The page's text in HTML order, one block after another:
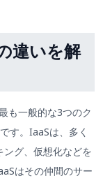
違いを解
も一般的な3つのク
す。IaaSは、多く
グ、仮想化などを
はその仲間のサー